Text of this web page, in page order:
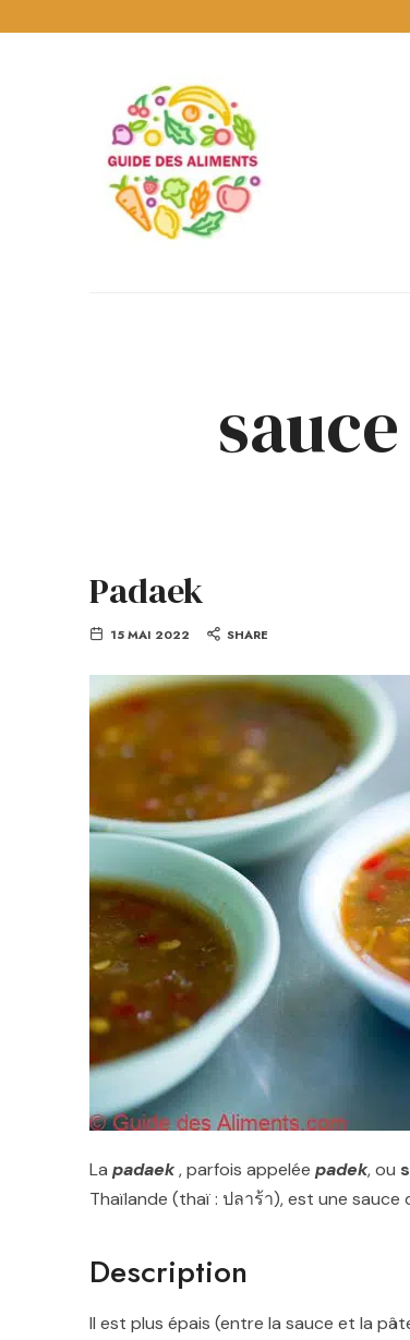
Guide
des
Aliments
Padaek
15 MAI 2022 SHARE
La padaek, parfois appelée padek, ou
Thaïlande (thaï : ปลาร้า), est une sauce
Description
Il est plus épais (entre la sauce et la